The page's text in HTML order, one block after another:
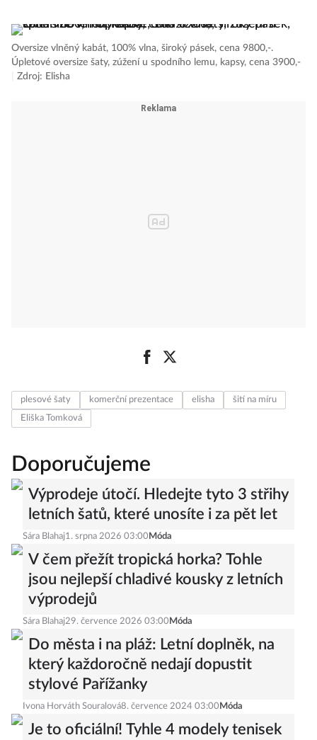
Oversize vlněný kabát, 100% vlna, široký pásek, cena 9800,-.
Úpletové oversize šaty, zúžení u spodního lemu, kapsy, cena 3900,-
Zdroj: Elisha
plesové šaty komerční prezentace elisha
šití na míru
Eliška Tomková
Doporučujeme
Výprodeje útočí. Hledejte tyto 3 střihy
letních šatů, které unosíte i za pět let
Sára Blahaj1. srpna 2026 03:00 Móda
V čem přežít tropická horka? Tohle
jsou nejlepší chladivé kousky z letních
výprodejů
Sára Blahaj29. července 2026 03:00 Móda
Do města i na pláž: Letní doplněk, na
který každoročně nedají dopustit
stylové Pařížanky
Ivona Horváth Souralová8. července 2024 03:00 Móda
Je to oficiální! Tyhle 4 modely tenisek